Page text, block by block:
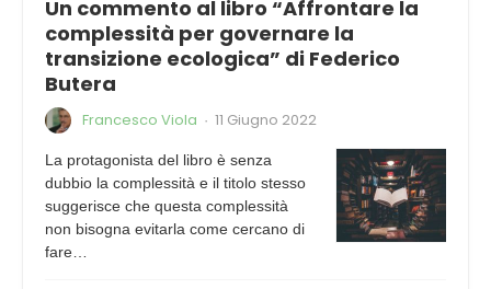
Un commento al libro “Affrontare la
complessità per governare la
transizione ecologica” di Federico
Butera
Francesco Viola · 11 Giugno 2022
La protagonista del libro è senza
dubbio la complessità e il titolo stesso
suggerisce che questa complessità
non bisogna evitarla come cercano di
fare…